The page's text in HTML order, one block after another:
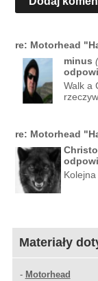
re: Motorhead
minus (
Walk a
re: Motorhead
Materiały
- Motorhead